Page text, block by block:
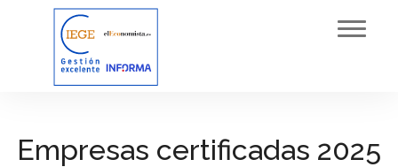
Empresas certificadas 2025